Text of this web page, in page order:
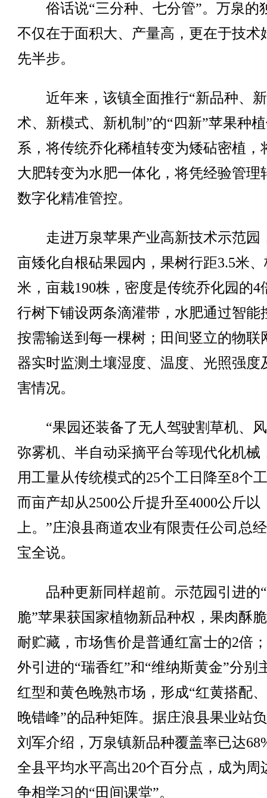
俗话说“三分种、七分管”。万泉的
不仅在于面积大、产量高，更在于技术
先半步。
近年来，该镇全面推行“新品种、
术、新模式、新机制”的“四新”苹果种
系，将传统乔化稀植转变为矮砧密植，
大肥转变为水肥一体化，将凭经验管理
数字化精准管控。
走进万泉苹果产业高新技术示范园
亩矮化自根砧果园内，果树行距3.5米、
米，亩栽190株，密度是传统乔化园的4
行树下铺设两条滴灌带，水肥通过智能
按需输送到每一棵树；田间竖立的物联
器实时监测土壤湿度、温度、光照强度
害情况。
“果园还装备了无人驾驶割草机、
弥雾机、半自动采摘平台等现代化机械
用工量从传统模式的25个工日降至8个
而亩产却从2500公斤提升至4000公斤以
上。”庄浪县商道农业有限责任公司总
宝全说。
品种更新同样超前。示范园引进的
脆”苹果获国家植物新品种权，果肉酥
耐贮藏，市场售价是普通红富士的2倍
外引进的“瑞香红”和“维纳斯黄金”分别
红型和黄色晚熟市场，形成“红黄搭配
晚错峰”的品种矩阵。据庄浪县果业站
刘军介绍，万泉镇新品种覆盖率已达
全县平均水平高出20个百分点，成为周
争相学习的“田间课堂”。